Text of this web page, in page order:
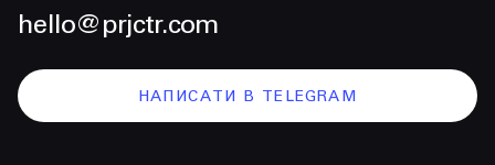
hello@prjctr.com
НАПИСАТИ В TELEGRAM